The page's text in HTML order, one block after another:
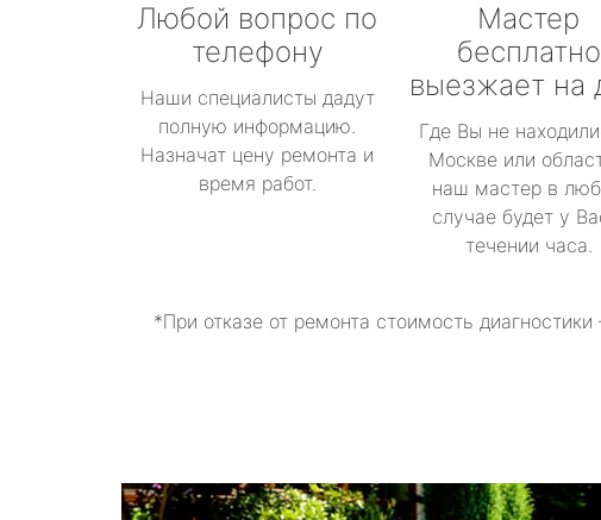
Любой вопрос по
телефону
Наши специалисты дадут
полную информацию.
Назначат цену ремонта и
время работ.
Мастер
бесплатно
выезжает на
Где Вы не
Москве или
наш мастер в
случае будет у
течении часа.
*При отказе от ремонта стоимость диагностики